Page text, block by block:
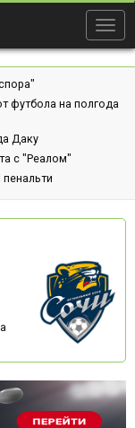
футбола на полгода
Даку
с "Реалом"